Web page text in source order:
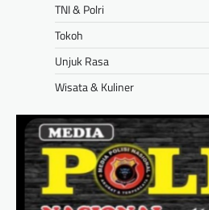
TNI & Polri
Tokoh
Unjuk Rasa
Wisata & Kuliner